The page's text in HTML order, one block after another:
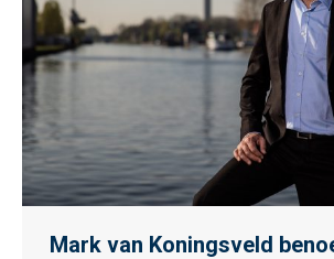
Mark van Koningsveld